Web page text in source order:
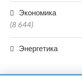
Экономика
(8 644)
Энергетика